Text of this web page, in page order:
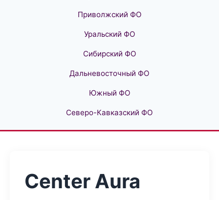
Приволжский ФО
Уральский ФО
Сибирский ФО
Дальневосточный ФО
Южный ФО
Северо-Кавказский ФО
Center Aura